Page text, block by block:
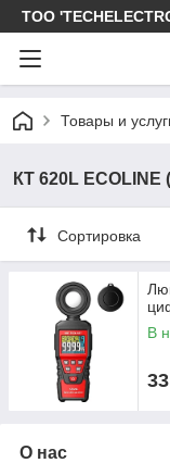
ТОО
Товары и
КТ 620L ECOLINE
Сортировка
В
О нас